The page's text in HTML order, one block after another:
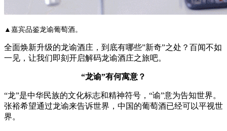
▲嘉宾品鉴龙谕葡萄酒。
全面焕新升级的龙谕酒庄，到底有哪些”新奇”之处？百闻不如
一见，让我们即刻开启解码龙谕酒庄之旅吧。
“龙谕”有何寓意？
“龙”是中华民族的文化标志和精神符号，“谕”意为告知世界。
张裕希望通过龙谕来告诉世界，中国的葡萄酒已经可以平视世
界。